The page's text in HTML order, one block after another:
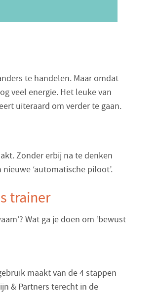
te handelen. Maar omdat
veel energie. Het leuke van
uiteraard om verder te gaan.
Zonder erbij na te denken
‘automatische piloot’.
trainer
Wat ga je doen om ‘bewust
maakt van de 4 stappen
& Partners terecht in de